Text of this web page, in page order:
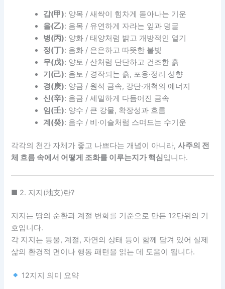
갑(甲): 양목 / 새싹이 힘차게 돋아나는 기운
을(乙): 음목 / 유연하게 자라는 잎과 덩굴
병(丙): 양화 / 태양처럼 밝고 개방적인 열기
정(丁): 음화 / 은은하고 따뜻한 불빛
무(戊): 양토 / 산처럼 단단하고 건조한 흙
기(己): 음토 / 경작되는 흙, 포용·정리 성향
경(庚): 양금 / 원석 금속, 강단·개척의 에너지
신(辛): 음금 / 세밀하게 다듬어진 금속
임(壬): 양수 / 큰 강물, 확장성과 흐름
계(癸): 음수 / 비·이슬처럼 스며드는 수기운
각각의 천간 자체가 좋고 나쁘다는 개념이 아니라,사주의 전
체 흐름 속에서 어떻게 조화를 이루는지가 핵심 입니다.
■ 2. 지지(地支)란?
지지는 땅의 순환과 계절 변화를 기준으로 만든 12단위의 기
호입니다.
각 지지는 동물, 계절, 자연의 상태 등이 함께 담겨 있어 실제
삶의 환경적 면이나 행동 패턴을 읽는 데 도움이 됩니다.
12지지 의미 요약